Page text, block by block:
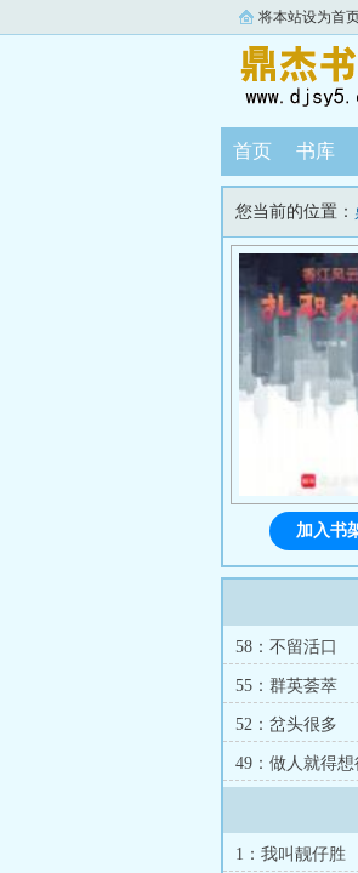
将本站设为首
首页 书库
您当前的位置：
加入书
58：不留活口
55：群英荟萃
52：岔头很多
49：做人就得
1：我叫靓仔胜